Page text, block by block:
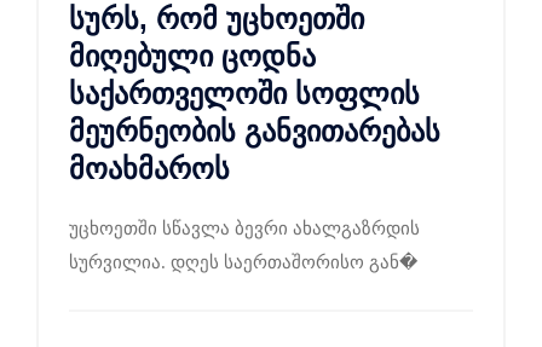
სურს, რომ უცხოეთში
მიღებული ცოდნა
საქართველოში სოფლის
მეურნეობის განვითარებას
მოახმაროს
უცხოეთში სწავლა ბევრი ახალგაზრდის
სურვილია. დღეს საერთაშორისო გან�